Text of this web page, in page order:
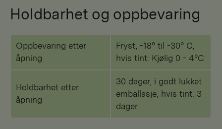
Holdbarhet og oppbevaring
Oppbevaring etter
åpning
Fryst, -18° til -30° C,
hvis tint: Kjølig 0 - 4°C
Holdbarhet etter
åpning
30 dager, i godt lukket
emballasje, hvis tint: 3
dager